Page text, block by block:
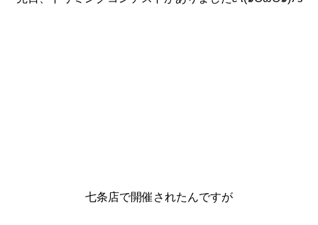
七条店で開催されたんですが